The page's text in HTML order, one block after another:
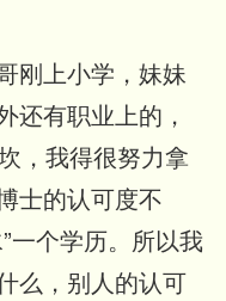
刚上小学，妹妹
还有职业上的，
，我得很努力拿
士的认可度不
个学历。 所以我
么，别人的认可